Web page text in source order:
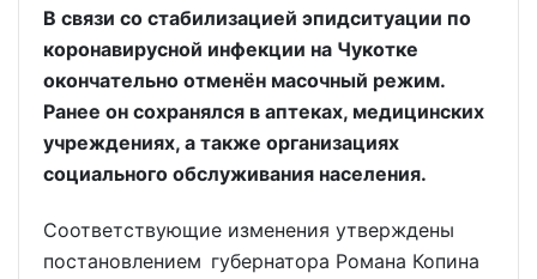
В связи со стабилизацией эпидситуации по
коронавирусной инфекции на Чукотке
окончательно отменён масочный режим.
Ранее он сохранялся в аптеках, медицинских
учреждениях, а также организациях
социального обслуживания населения.
Соответствующие изменения утверждены
постановлением губернатора Романа Копина